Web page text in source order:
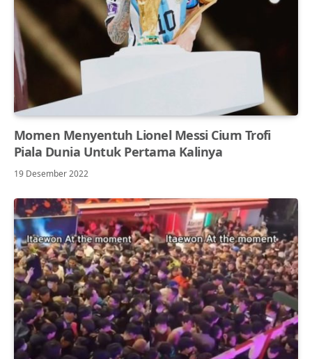
Momen Menyentuh Lionel Messi Cium Trofi
Piala Dunia Untuk Pertama Kalinya
19 Desember 2022